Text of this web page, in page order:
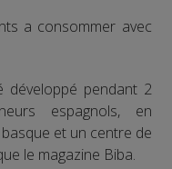
a consommer avec
pendant 2
espagnols, en
et un centre de
le magazine Biba.